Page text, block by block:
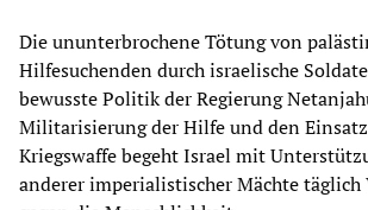
Die ununterbrochene Tötung von
Hilfesuchenden durch israelische
bewusste Politik der Regierung
Militarisierung der Hilfe und den
Kriegswaffe begeht Israel mit
anderer imperialistischer Mächte täglich